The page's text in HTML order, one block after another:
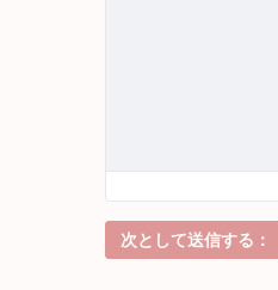
次として送信する：